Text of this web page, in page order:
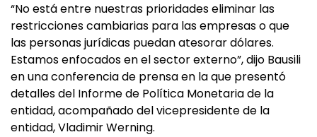
“No está entre nuestras prioridades eliminar las
restricciones cambiarias para las empresas o que
las personas jurídicas puedan atesorar dólares.
Estamos enfocados en el sector externo”, dijo Bausili
en una conferencia de prensa en la que presentó
detalles del Informe de Política Monetaria de la
entidad, acompañado del vicepresidente de la
entidad, Vladimir Werning.